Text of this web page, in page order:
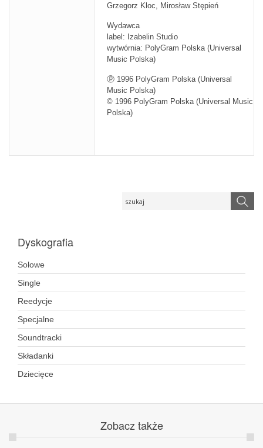
Grzegorz Kloc, Mirosław Stępień
Wydawca
label: Izabelin Studio
wytwórnia: PolyGram Polska (Universal
Music Polska)
ⓟ 1996 PolyGram Polska (Universal
Music Polska)
© 1996 PolyGram Polska (Universal Music
Polska)
Dyskografia
Solowe
Single
Reedycje
Specjalne
Soundtracki
Składanki
Dziecięce
Zobacz także